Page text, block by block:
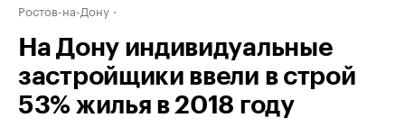
Ростов-на-Дону
На Дону индивидуальные
застройщики ввели в строй
53% жилья в 2018 году